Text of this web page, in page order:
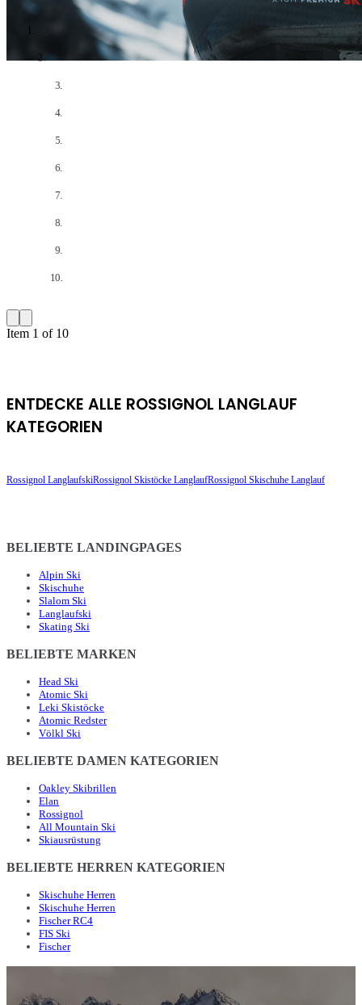
Item 1 of 10
ENTDECKE ALLE ROSSIGNOL LANGLAUF
KATEGORIEN
Rossignol LanglaufskiRossignol Skistöcke LanglaufRossignol Skischuhe Langlauf
BELIEBTE LANDINGPAGES
Alpin Ski
Skischuhe
Slalom Ski
Langlaufski
Skating Ski
BELIEBTE MARKEN
Head Ski
Atomic Ski
Leki Skistöcke
Atomic Redster
Völkl Ski
BELIEBTE DAMEN KATEGORIEN
Oakley Skibrillen
Elan
Rossignol
All Mountain Ski
Skiausrüstung
BELIEBTE HERREN KATEGORIEN
Skischuhe Herren
Skischuhe Herren
Fischer RC4
FIS Ski
Fischer